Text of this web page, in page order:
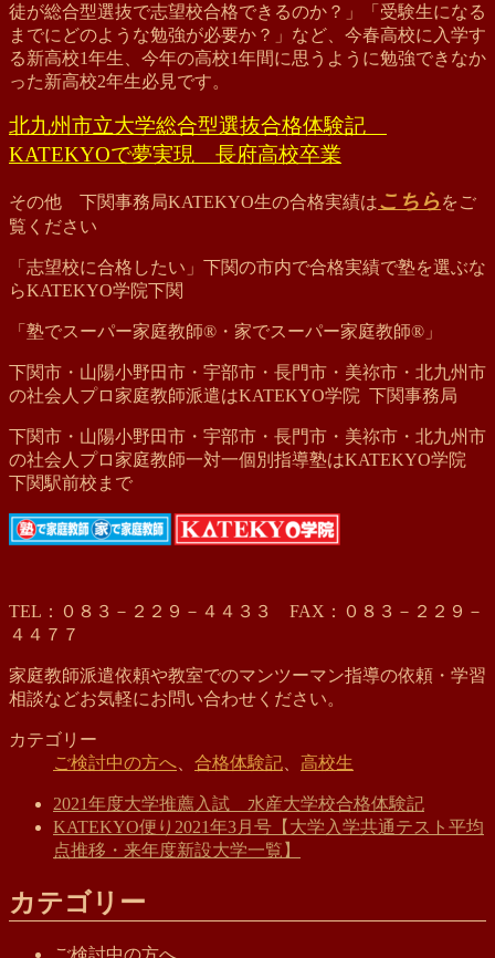
徒が総合型選抜で志望校合格できるのか？」「受験生になる
までにどのような勉強が必要か？」など、今春高校に入学す
る新高校1年生、今年の高校1年間に思うように勉強できなか
った新高校2年生必見です。
北九州市立大学総合型選抜合格体験記
KATEKYOで夢実現 長府高校卒業
その他 下関事務局KATEKYO生の合格実績はこちらをご
覧ください
「志望校に合格したい」下関の市内で合格実績で塾を選ぶな
らKATEKYO学院下関
「塾でスーパー家庭教師®・家でスーパー家庭教師®」
下関市・山陽小野田市・宇部市・長門市・美祢市・北九州市
の社会人プロ家庭教師派遣はKATEKYO学院 下関事務局
下関市・山陽小野田市・宇部市・長門市・美祢市・北九州市
の社会人プロ家庭教師一対一個別指導塾はKATEKYO学院
下関駅前校まで
TEL：０８３－２２９－４４３３ FAX：０８３－２２９－
４４７７
家庭教師派遣依頼や教室でのマンツーマン指導の依頼・学習
相談などお気軽にお問い合わせください。
カテゴリー
ご検討中の方へ
合格体験記 高校生
2021年度大学推薦入試 水産大学校合格体験記
KATEKYO便り2021年3月号【大学入学共通テスト平均
点推移・来年度新設大学一覧】
カテゴリー
ご検討中の方へ